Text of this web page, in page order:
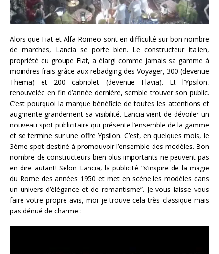
Alors que Fiat et Alfa Romeo sont en difficulté sur bon nombre
de marchés, Lancia se porte bien. Le constructeur italien,
propriété du groupe Fiat, a élargi comme jamais sa gamme à
moindres frais grâce aux rebadging des Voyager, 300 (devenue
Thema) et 200 cabriolet (devenue Flavia). Et l’Ypsilon,
renouvelée en fin d’année dernière, semble trouver son public.
C’est pourquoi la marque bénéficie de toutes les attentions et
augmente grandement sa visibilité. Lancia vient de dévoiler un
nouveau spot publicitaire qui présente l’ensemble de la gamme
et se termine sur une offre Ypsilon. C’est, en quelques mois, le
3ème spot destiné à promouvoir l’ensemble des modèles. Bon
nombre de constructeurs bien plus importants ne peuvent pas
en dire autant! Selon Lancia, la publicité “s’inspire de la magie
du Rome des années 1950 et met en scène les modèles dans
un univers d’élégance et de romantisme”. Je vous laisse vous
faire votre propre avis, moi je trouve cela très classique mais
pas dénué de charme :